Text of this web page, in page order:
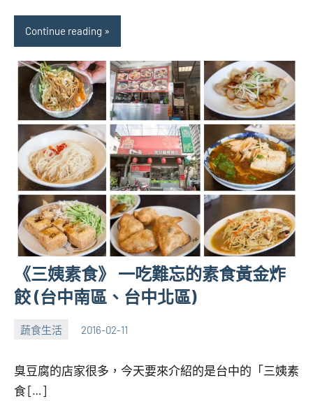
Continue reading
《三姨素食》 一吃難忘的素食黃金炸
餃 (台中南區、台中北區)
蔬食生活 2016-02-11
張
芋
No
臭豆腐的店家很多，今天要來介紹的是台中的「三姨素
食 […]